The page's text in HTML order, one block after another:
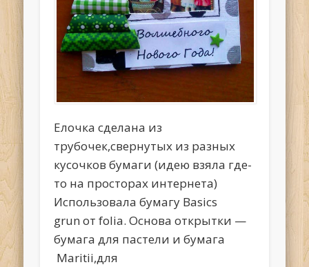
Елочка сделана из
трубочек,свернутых из разных
кусочков бумаги (идею взяла где-
то на просторах интернета)
Использовала бумагу Basics
grun от folia. Основа открытки —
бумага для пастели и бумага
Maritii,для